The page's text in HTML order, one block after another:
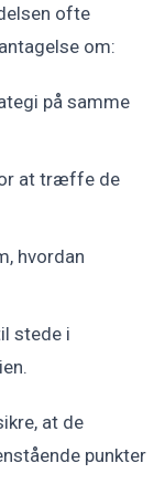
ofte
om:
på samme
at træffe de
hvordan
stede i
at de
punkter